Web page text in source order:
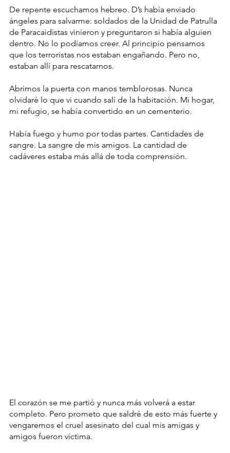
De repente escuchamos hebreo. D’s había enviado
ángeles para salvarme: soldados de la Unidad de Patrulla
de Paracaidistas vinieron y preguntaron si había alguien
dentro. No lo podíamos creer. Al principio pensamos
que los terroristas nos estaban engañando. Pero no,
estaban allí para rescatarnos.
Abrimos la puerta con manos temblorosas. Nunca
olvidaré lo que vi cuando salí de la habitación. Mi hogar,
mi refugio, se había convertido en un cementerio.
Había fuego y humo por todas partes. Cantidades de
sangre. La sangre de mis amigos. La cantidad de
cadáveres estaba más allá de toda comprensión.
El corazón se me partió y nunca más volverá a estar
completo. Pero prometo que saldré de esto más fuerte y
vengaremos el cruel asesinato del cual mis amigas y
amigos fueron víctima.